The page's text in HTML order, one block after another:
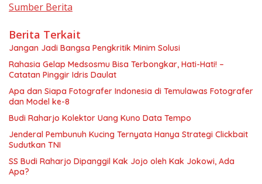
Sumber Berita
Berita Terkait
Jangan Jadi Bangsa Pengkritik Minim Solusi
Rahasia Gelap Medsosmu Bisa Terbongkar, Hati-Hati! –
Catatan Pinggir Idris Daulat
Apa dan Siapa Fotografer Indonesia di Temulawas Fotografer
dan Model ke-8
Budi Raharjo Kolektor Uang Kuno Data Tempo
Jenderal Pembunuh Kucing Ternyata Hanya Strategi Clickbait
Sudutkan TNI
SS Budi Raharjo Dipanggil Kak Jojo oleh Kak Jokowi, Ada
Apa?